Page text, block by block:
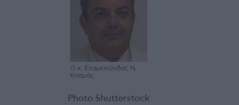
Ο κ. Επαμεινώνδας Ν.
Κοσμάς
Photo Shutterstock